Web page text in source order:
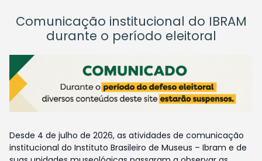
Comunicação institucional do IBRAM
durante o período eleitoral
Desde 4 de julho de 2026, as atividades de comunicação
institucional do Instituto Brasileiro de Museus – Ibram e de